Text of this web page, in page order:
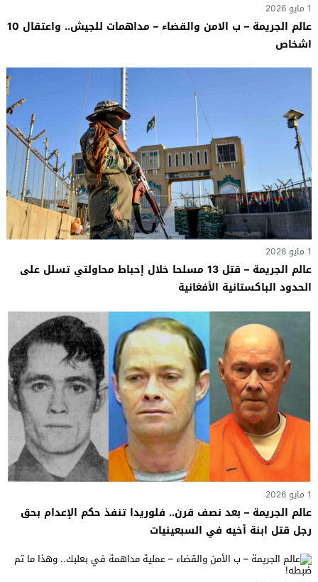
1 مايو 2026
عالم الجريمة – ب الامن والقضاء – مداهمات للجيش.. واعتقال 10
اشخاص
1 مايو 2026
عالم الجريمة – قتل 13 مسلحا خلال إحباط محاولتي تسلل على
الحدود الباكستانية الأفغانية
1 مايو 2026
عالم الجريمة – بعد نصف قرن.. فلوريدا تنفذ حكم الإعدام بحق
رجل قتل ابنة أخيه في السبعينيات